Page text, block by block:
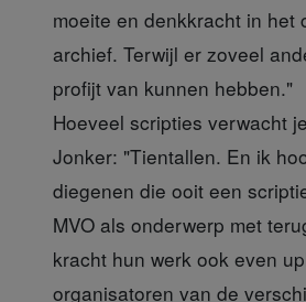
moeite en denkkracht in het
archief. Terwijl er zoveel
profijt van kunnen hebben."
Hoeveel scripties verwacht
Jonker: "Tientallen. En ik
diegenen die ooit een
MVO als onderwerp met
kracht hun werk ook even
organisatoren van de